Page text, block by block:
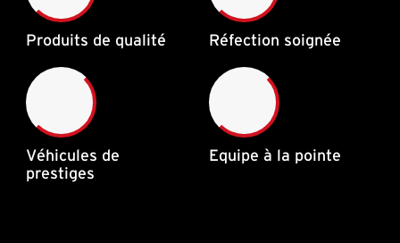
Produits de qualité Réfection soignée
Véhicules de
prestiges
Equipe à la pointe